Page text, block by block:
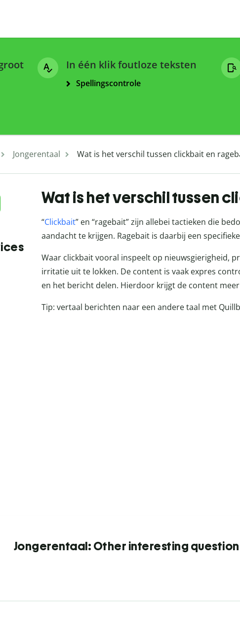
In één klik foutloze teksten
Spellingscontrole
Jongerentaal Wat is het verschil tussen clickbait en
Wat is het verschil tussen
“Clickbait” en “ragebait” zijn allebei tactieken die
aandacht te krijgen. Ragebait is daarbij een
Waar clickbait vooral inspeelt op nieuwsgierigheid,
irritatie uit te lokken. De content is vaak expres
en het bericht delen. Hierdoor krijgt de content
Tip: vertaal berichten naar een andere taal met
Jongerentaal: Other interesting